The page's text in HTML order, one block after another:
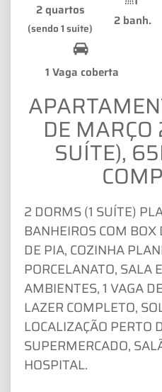
2 quartos
(sendo 1 suíte) 2 banh.
1 Vaga coberta
DE MARÇO
SUÍTE),
2 DORMS (1 SUÍTE)
BANHEIROS COM
DE PIA, COZINHA
PORCELANATO, SALA
AMBIENTES, 1 VAGA
LAZER COMPLETO,
LOCALIZAÇÃO PERTO
SUPERMERCADO,
HOSPITAL.